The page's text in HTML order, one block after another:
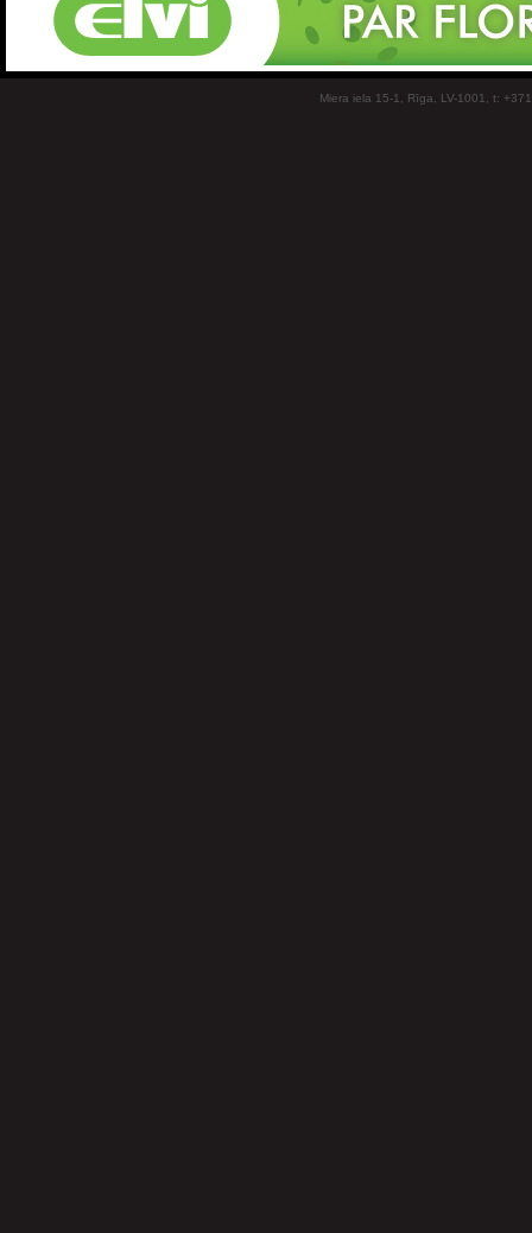
Miera iela 15-1, Rīga, LV-1001, t: